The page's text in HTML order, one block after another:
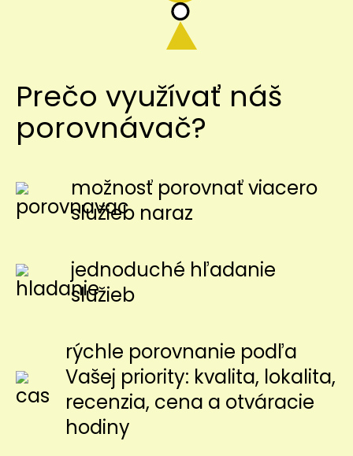
Prečo využívať náš
porovnávač?
možnosť porovnať viacero
služieb naraz
jednoduché hľadanie
služieb
rýchle porovnanie podľa
Vašej priority: kvalita, lokalita,
recenzia, cena a otváracie
hodiny